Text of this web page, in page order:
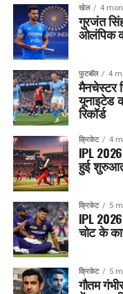
खेल 4
गुरजंत
ओलंपिक
फुटबॉल 4
मैनचेस्टर
यूनाइटेड
रिकॉर्ड
क्रिकेट 4
IPL
हुई
क्रिकेट 5
IPL
चोट के
क्रिकेट 5
गौतम